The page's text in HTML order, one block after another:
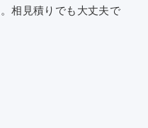
相見積りでも大丈夫で